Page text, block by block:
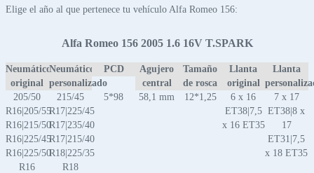
Elige el año al que pertenece tu vehículo Alfa Romeo 156:
Alfa Romeo 156 2005 1.6 16V T.SPARK
Neumático
original
Neumático
personalizado
PCD
Agujero
central
Tamaño
de rosca
Llanta
original
Llanta
205/50
R16|205/55
R16|215/50
R16|225/45
R16|225/50
R16
215/45
R17|225/45
R17|235/40
R17|215/40
R18|225/35
R18
5*98 58,1 mm 12*1,25
6 x 16
ET38|7,5
x 16 ET35
7 x 17
ET38|8 x
17
ET31|7,5
x 18 ET35